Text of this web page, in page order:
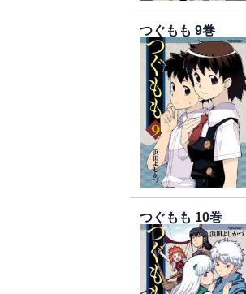
つぐもも 9巻
つぐもも 10巻